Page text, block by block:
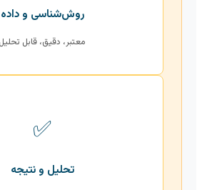
روش‌شناسی و داده
معتبر، دقیق، قابل تحلیل
تحلیل و نتیجه